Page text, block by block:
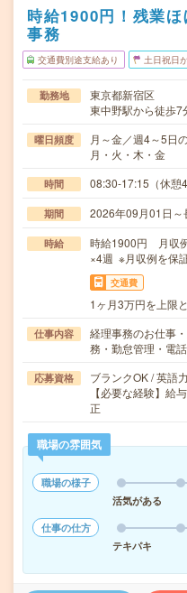
時給1900円！残業
事務
交通費別途支給あり 土日祝日
勤務地
東京都新宿区
東中野駅から徒歩7
曜日頻度
月～金／週4～5日
月・火・木・金
時間 08:30-17:15（休憩
期間 2026年09月01日
時給
時給1900円 月収
×4週 ※月収例を保
交通費
1ヶ月3万円を上限
仕事内容
経理事務のお仕事
務・勤怠管理・電
応募資格
ブランクOK / 英語
【必要な経験】
正
職場の雰囲気
職場の様子
活気がある
仕事の仕方
テキパキ